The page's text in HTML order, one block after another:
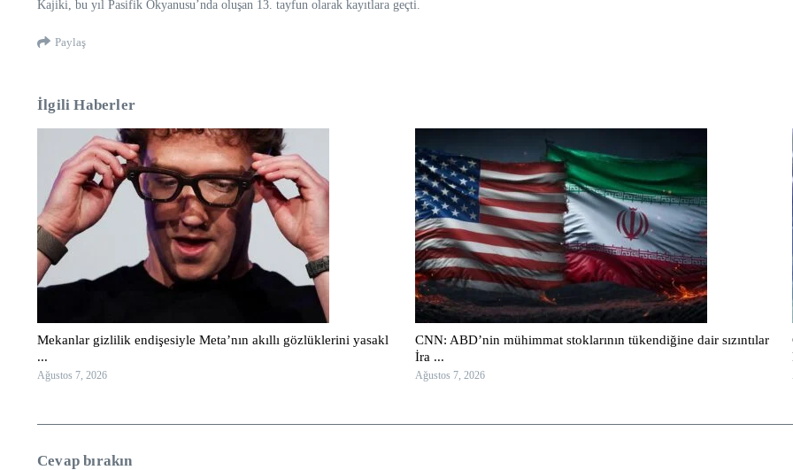
Kajiki, bu yıl Pasifik Okyanusu’nda oluşan 13. tayfun olarak kayıtlara geçti.
Paylaş
İlgili Haberler
Mekanlar gizlilik endişesiyle Meta’nın akıllı gözlüklerini yasakl
...
Ağustos 7, 2026
CNN: ABD’nin mühimmat stoklarının tükendiğine dair sızıntılar
İra ...
Ağustos 7, 2026
Cevap bırakın